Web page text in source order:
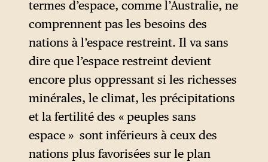
termes d’espace, comme l’Australie, ne
comprennent pas les besoins des
nations à l’espace restreint. Il va sans
dire que l’espace restreint devient
encore plus oppressant si les richesses
minérales, le climat, les précipitations
et la fertilité des « peuples sans
espace » sont inférieurs à ceux des
nations plus favorisées sur le plan